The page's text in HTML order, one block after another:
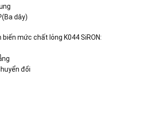
dây)
mức chất lỏng K044 SiRON:
đổi